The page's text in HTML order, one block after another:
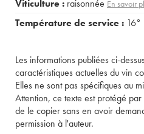
Viticulture : raisonnée En savoir
Température de service : 16°
Les informations publiées ci-
caractéristiques actuelles du vin
Elles ne sont pas spécifiques au
Attention, ce texte est protégé
de le copier sans en avoir
permission à l'auteur.